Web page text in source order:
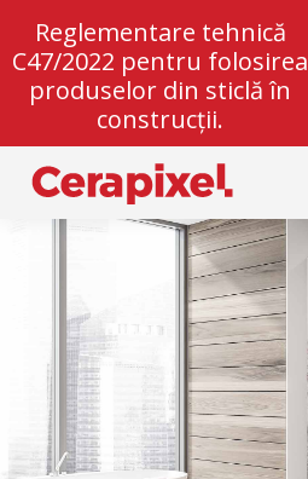
Reglementare tehnică
C47/2022 pentru folosirea
produselor din sticlă în
construcții.